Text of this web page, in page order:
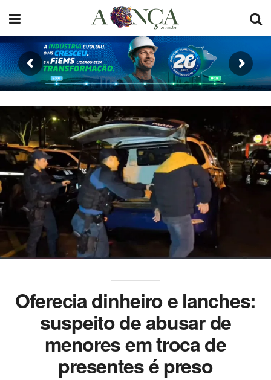
Oferecia dinheiro e lanches:
suspeito de abusar de
menores em troca de
presentes é preso